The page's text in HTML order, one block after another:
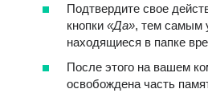
Подтвердите свое
кнопки «Да», тем самым
находящиеся в папке
После этого на вашем
освобождена часть